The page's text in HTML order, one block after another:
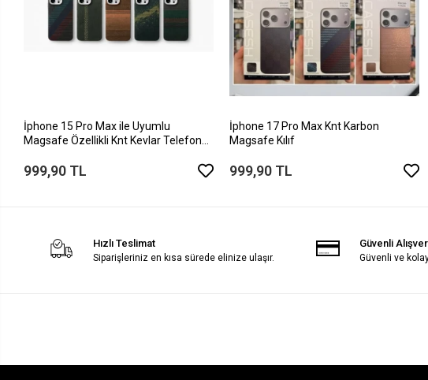
İphone 15 Pro Max ile Uyumlu
Magsafe Özellikli Knt Kevlar Telefon
999,90 TL
İphone 17 Pro Max Knt Karbon
Magsafe Kılıf
999,90 TL
Hızlı Teslimat
Siparişleriniz en kısa sürede elinize ulaşır.
Güvenli
Güvenli ve